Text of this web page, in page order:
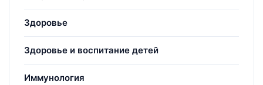
Здоровье
Здоровье и воспитание детей
Иммунология